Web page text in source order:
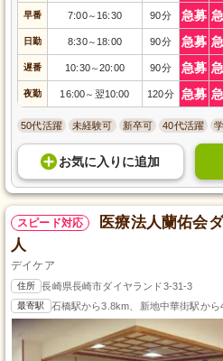
早番 7:00～ 16:30 90分 急募
日勤 8:30～ 18:00 90分 急募
遅番 10:30～20:00 90分 急募
夜勤 16:00～ 翌10:00 120分 急募
50代活躍 未経験可 新卒可 40代活躍
お気に入り に追加
スピード対応
医療法人蘭佑会
人
デイケア
住所 長崎県長崎市ダイヤランド3-31-3
最寄駅 石橋駅から3.8km、新地中華街駅か